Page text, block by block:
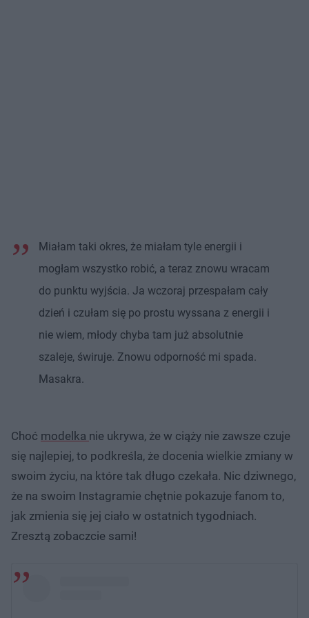
Miałam taki okres, że miałam tyle energii i
mogłam wszystko robić, a teraz znowu wracam
do punktu wyjścia. Ja wczoraj przespałam cały
dzień i czułam się po prostu wyssana z energii i
nie wiem, młody chyba tam już absolutnie
szaleje, świruje. Znowu odporność mi spada.
Masakra.
Choć modelka nie ukrywa, że w ciąży nie zawsze czuje
się najlepiej, to podkreśla, że docenia wielkie zmiany w
swoim życiu, na które tak długo czekała. Nic dziwnego,
że na swoim Instagramie chętnie pokazuje fanom to,
jak zmienia się jej ciało w ostatnich tygodniach.
Zresztą zobaczcie sami!